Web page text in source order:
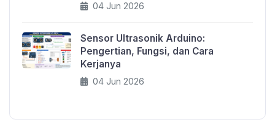
04 Jun 2026
Sensor Ultrasonik Arduino:
Pengertian, Fungsi, dan Cara
Kerjanya
04 Jun 2026